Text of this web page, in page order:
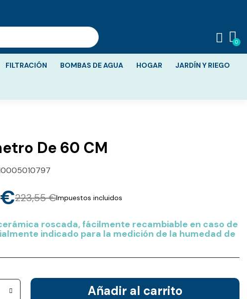
FILTRACIÓN BOMBAS DE AGUA HOGAR JARDÍN Y RIEGO
De 60 CM
223,55 €Impuestos incluidos
roscada, fácilmente recambiable en caso de
indicado para la medición de la humedad de
Añadir al carrito